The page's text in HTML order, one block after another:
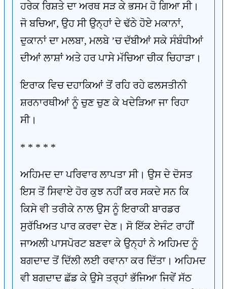
ਹਰੇਕ ਰਿਸ਼ਤੇ ਦਾ ਅਰਥ ਸੜ ਕੇ ਭਸਮ ਹੋ ਗਿਆ ਸੀ।
ਜੋ ਬਚਿਆ, ਉਹ ਸੀ ਉਨ੍ਹਾਂ ਦੇ ਢੱਠੇ ਹੋਏ ਮਕਾਨਾਂ,
ਦੁਕਾਨਾਂ ਦਾ ਮਲਬਾ, ਮਲਬੇ ’ਚ ਦੱਬੀਆਂ ਸਕੇ ਸੰਬੰਧੀਆਂ
ਦੀਆਂ ਲਾਸ਼ਾਂ ਅਤੇ ਹਰ ਪਾਸੇ ਮੱਚਿਆ ਚੀਕ ਚਿਹਾੜਾ।
ਇਰਾਕ ਵਿਚ ਦਹਾਕਿਆਂ ਤੋਂ ਰਹਿ ਰਹੇ ਫਲਸਤੀਨੀ
ਸ਼ਰਨਾਰਥੀਆਂ ਨੂੰ ਚੁਣ ਚੁਣ ਕੇ ਖਦੇੜਿਆ ਜਾ ਰਿਹਾ
ਸੀ।
* * * * *
ਅਹਿਮਦ ਦਾ ਪਰਿਵਾਰ ਲਾਪਤਾ ਸੀ। ਉਸ ਦੇ ਦੋਸਤ
ਇਸ ਤੋਂ ਸਿਵਾਏ ਹੋਰ ਕੁਝ ਨਹੀਂ ਕਰ ਸਕਦੇ ਸਨ ਕਿ
ਕਿਸੇ ਵੀ ਤਰੀਕੇ ਨਾਲ ਉਸ ਨੂੰ ਇਰਾਕੀ ਬਾਰਡਰ
ਸੁਰੱਖਿਅਤ ਪਾਰ ਕਰਵਾ ਦੇਣ। ਸੋ ਇੱਕ ਏਜੰਟ ਰਾਹੀਂ
ਜਾਅਲੀ ਪਾਸਪੋਰਟ ਬਣਵਾ ਕੇ ਉਨ੍ਹਾਂ ਨੇ ਅਹਿਮਦ ਨੂੰ
ਬਗਦਾਦ ਤੋਂ ਦਿੱਲੀ ਲਈ ਰਵਾਨਾ ਕਰ ਦਿੱਤਾ। ਅਹਿਮਦ
ਵੀ ਬਗਦਾਦ ਛੱਡ ਕੇ ਉਸੇ ਤਰ੍ਹਾਂ ਭੱਜਿਆ ਜਿਵੇਂ ਸੱਠ